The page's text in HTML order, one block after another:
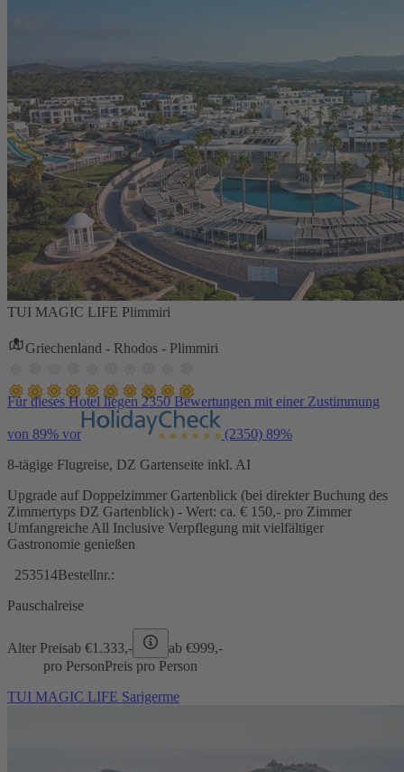
TUI MAGIC LIFE Plimmiri
Griechenland - Rhodos - Plimmiri
Für dieses Hotel liegen 2350 Bewertungen mit einer Zustimmung
von 89% vor (2350) 89%
8-tägige Flugreise, DZ Gartenseite inkl. AI
Upgrade auf Doppelzimmer Gartenblick (bei direkter Buchung des
Zimmertyps DZ Gartenblick) - Wert: ca. € 150,- pro Zimmer
Umfangreiche All Inclusive Verpflegung mit vielfältiger
Gastronomie genießen
253514Bestellnr.:
Pauschalreise
Alter Preisab €1.333,- ab €999,-
pro PersonPreis pro Person
TUI MAGIC LIFE Sarigerme